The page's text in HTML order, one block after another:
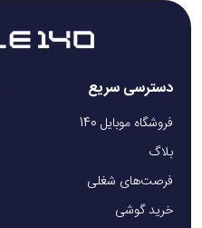
دسترسی سریع
فروشگاه موبایل 140
بلاگ
فرصت‌های شغلی
خرید گوشی